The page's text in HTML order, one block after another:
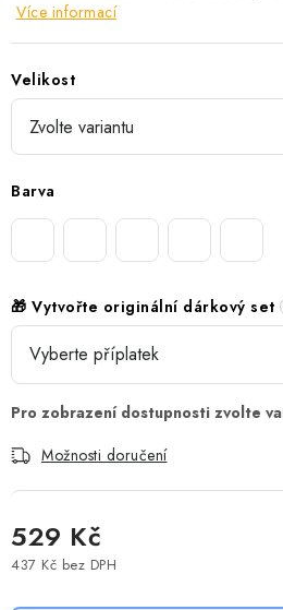
Více informací
Velikost
Barva
🎁 Vytvořte originální dárkový set
Možnosti doručení
529 Kč
437 Kč bez DPH